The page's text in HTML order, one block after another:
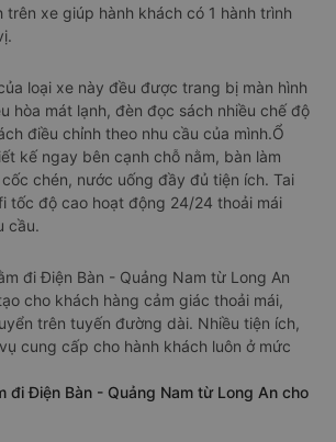
trên xe giúp hành khách có 1 hành trình
loại xe này đều được trang bị màn hình
hòa mát lạnh, đèn đọc sách nhiều chế độ
điều chỉnh theo nhu cầu của mình.Ổ
kế ngay bên cạnh chỗ nằm, bàn làm
chén, nước uống đầy đủ tiện ích. Tai
tốc độ cao hoạt động 24/24 thoải mái
cầu.
đi Điện Bàn - Quảng Nam từ Long An
cho khách hàng cảm giác thoải mái,
trên tuyến đường dài. Nhiều tiện ích,
cung cấp cho hành khách luôn ở mức
đi Điện Bàn - Quảng Nam từ Long An cho